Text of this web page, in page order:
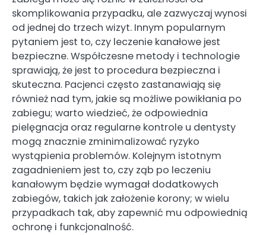
skomplikowania przypadku, ale zazwyczaj wynosi
od jednej do trzech wizyt. Innym popularnym
pytaniem jest to, czy leczenie kanałowe jest
bezpieczne. Współczesne metody i technologie
sprawiają, że jest to procedura bezpieczna i
skuteczna. Pacjenci często zastanawiają się
również nad tym, jakie są możliwe powikłania po
zabiegu; warto wiedzieć, że odpowiednia
pielęgnacja oraz regularne kontrole u dentysty
mogą znacznie zminimalizować ryzyko
wystąpienia problemów. Kolejnym istotnym
zagadnieniem jest to, czy ząb po leczeniu
kanałowym będzie wymagał dodatkowych
zabiegów, takich jak założenie korony; w wielu
przypadkach tak, aby zapewnić mu odpowiednią
ochronę i funkcjonalność.